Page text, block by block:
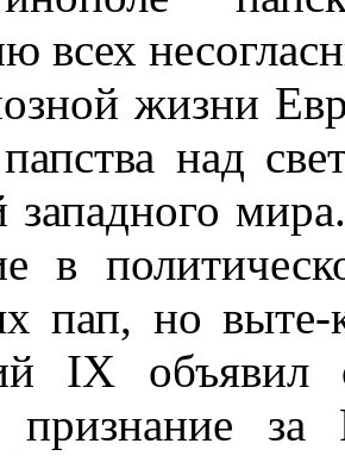
всех
жизни
над
западного
в
пап, но
IX объявил
признание